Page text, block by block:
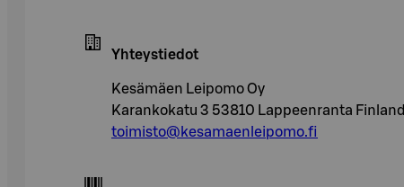
Yhteystiedot
Kesämäen Leipomo Oy
Karankokatu 3 53810 Lappeenranta Finland
toimisto@kesamaenleipomo.fi